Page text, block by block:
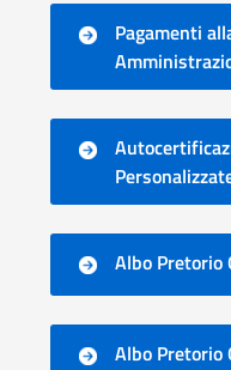
Pagamenti
Albo
Albo